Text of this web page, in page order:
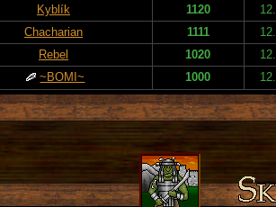
Kyblík 1120
Chacharian 1111
Rebel 1020
~BOMI~ 1000